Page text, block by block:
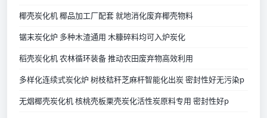
椰壳炭化机 椰品加工厂配套 就地消化废弃椰壳物料
锯末炭化炉 多种木渣通用 木糠碎料均可入炉炭化
稻壳炭化机 农林循环装备 推动农田废弃物高效利用
多样化连续式炭化炉 树枝秸秆芝麻杆智能化出炭 密封性好无污染p
无烟椰壳炭化机 核桃壳板栗壳炭化活性炭原料专用 密封性好p